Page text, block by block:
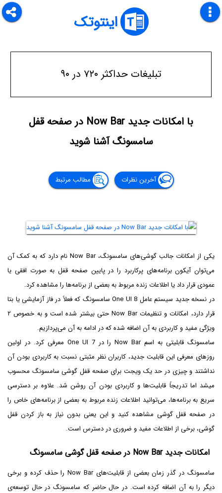
اینتوتک
تبلیغات حداکثر ۷۲۰ در ۹۰
با امکانات جدید Now Bar در صفحه قفل
سامسونگ آشنا شوید
آخرین نظرات مطالب مرتبط
یکی از امکانات جالب گوشی‌های سامسونگ، Now Bar نام دارد که به کمک آن
می‌توان آیکون برنامه‌های پرکاربرد را در پایین صفحه قفل به صورت افقی یا
عمودی قرار داد یا اطلاعات زنده مربوط به بعضی از برنامه‌ها را مشاهده کرد.
در نسخه جدید سیستم عامل One UI 8 سامسونگ که فعلاً در فاز آزمایشی یا بتا
قرار دارد، امکانات و تنظیمات Now Bar حتی بیشتر شده است و به خصوص ۲
ویژگی مفید و کاربردی به آن اضافه شده که در ادامه به آن می‌پردازیم.
سامسونگ قابلیتی به اسم Now Bar را در One UI 7 معرفی کرد. در اولین
روزهای معرفی این قابلیت جدید، کاربران نظر مثبتی نسبت به کاربردی بودن آن
نداشتند و چیزی در حد یک ویجت برای صفحه قفل گوشی سامسونگ محسوب
میشد اما تدریجاً قابلیت‌ها و کاربردی بودن آن روشن شد. علاوه بر دسترسی
سریع به برنامه‌ها، می‌توانید اطلاعات زنده مربوط به بعضی از برنامه‌های خاص را
در صفحه قفل گوشی مشاهده کنید و این یعنی بدون نیاز به باز کردن قفل
گوشی، برخی از اطلاعات مفید و ضروری در دسترس است.
امکانات جدید Now Bar در صفحه قفل گوشی سامسونگ
سامسونگ در گذر زمان بعضی از قابلیت‌های Now Bar را حذف کرده و برخی
دیگر را به آن اضافه کرده است. در حال حاضر که سامسونگ در حال توسعه‌ی